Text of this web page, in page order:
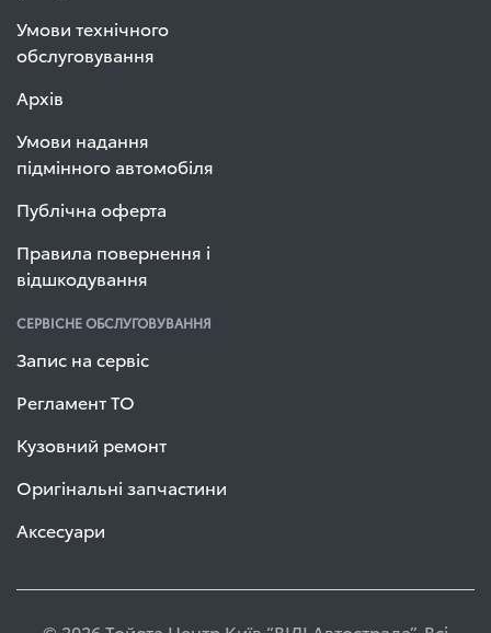
Умови технічного
обслуговування
Архів
Умови надання
підмінного автомобіля
Публічна оферта
Правила повернення і
відшкодування
СЕРВІСНЕ ОБСЛУГОВУВАННЯ
Запис на сервіс
Регламент ТО
Кузовний ремонт
Оригінальні запчастини
Аксесуари